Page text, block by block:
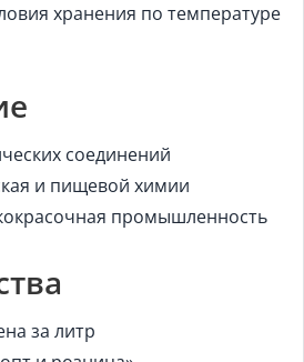
хранения по температуре
соединений
и пищевой химии
промышленность
за литр